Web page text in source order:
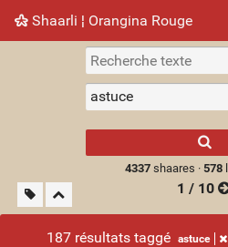
Shaarli ¦ Orangina Rouge
Nuage de tags Mur d'images
4337shaares · 578
1 / 10
187 résultats taggé astuce